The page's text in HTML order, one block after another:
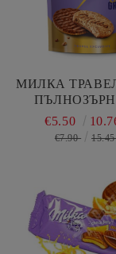
МИЛКА
БИСКВИТИ
С МЛЕЧЕН
€5.50
€7.90